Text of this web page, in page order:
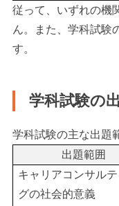
従って、いずれの機
ん。また、学科試験
す。
学科試験の
学科試験の主な出題
出題範囲
キャリアコンサル
グの社会的意義